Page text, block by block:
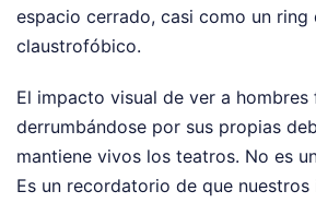
espacio cerrado, casi como un ring
claustrofóbico.
El impacto visual de ver a hombres
derrumbándose por sus propias
mantiene vivos los teatros. No es
Es un recordatorio de que nuestros